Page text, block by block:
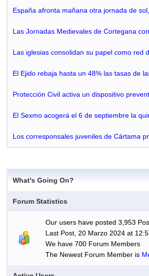
España afronta mañana otra jornada de
Las Jornadas Medievales de Cortegana
Las iglesias consolidan su papel como red
El Ejido rebaja hasta un 48% las tasas de
Protección Civil activa un dispositivo
El Sexmo acogerá el 6 de septiembre la
Los corresponsales juveniles de Cártama
What's Going On?
Forum Statistics
Our users have posted 3,953
Last Post, 20 Marzo 2024 at
We have 700 Forum Members
The Newest Forum Member is